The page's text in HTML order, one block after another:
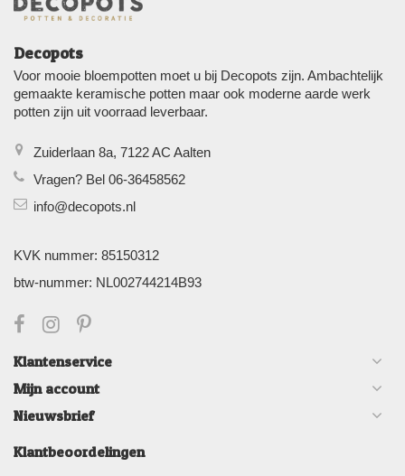
Decopots
Voor mooie bloempotten moet u bij Decopots zijn. Ambachtelijk
gemaakte keramische potten maar ook moderne aarde werk
potten zijn uit voorraad leverbaar.
Zuiderlaan 8a, 7122 AC Aalten
Vragen? Bel 06-36458562
info@decopots.nl
KVK nummer: 85150312
btw-nummer: NL002744214B93
Klantenservice
Mijn account
Nieuwsbrief
Klantbeoordelingen